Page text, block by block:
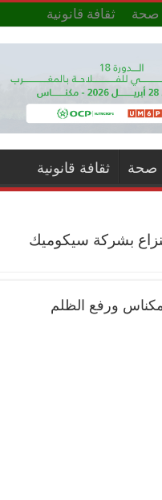
صحة ثقافة قانونية
صحة ثقافة قانونية
بشركة سيكوميك
ورفع الظلم